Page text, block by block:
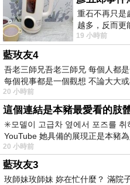
重石不再只是
越多，反而更
習慣一如縱容
19 小時前
藍玫友4
吾老三師兄吾老三師兄 每個人都
每個視事都是一個觀想 不論大大
20 小時前
這個連結是本豬最愛看的肢
✳️모델이 고급차 옆에서 포즈를
YouTube 她具備的展現正是本豬
20 小時前
藍玫友3
玫師妹玫師妹 妳在忙什麼？ 滿院